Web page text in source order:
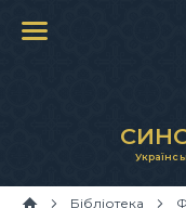
Бібліотека